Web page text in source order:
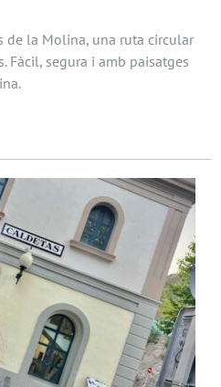
de la Molina, una ruta circular
Fàcil, segura i amb paisatges